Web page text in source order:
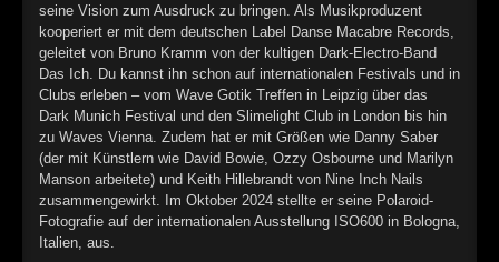
►
►
►
►
►
seine Vision zum Ausdruck zu bringen. Als Musikproduzent
kooperiert er mit dem deutschen Label Danse Macabre Records,
geleitet von Bruno Kramm von der kultigen Dark-Electro-Band
Das Ich. Du kannst ihn schon auf internationalen Festivals und in
Clubs erleben – vom Wave Gotik Treffen in Leipzig über das
Dark Munich Festival und den Slimelight Club in London bis hin
zu Waves Vienna. Zudem hat er mit Größen wie Danny Saber
(der mit Künstlern wie David Bowie, Ozzy Osbourne und Marilyn
Manson arbeitete) und Keith Hillebrandt von Nine Inch Nails
zusammengewirkt. Im Oktober 2024 stellte er seine Polaroid-
Fotografie auf der internationalen Ausstellung ISO600 in Bologna,
Italien, aus.